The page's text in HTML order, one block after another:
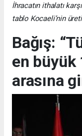
İhracatın ithalatı
tablo Kocaeli’nin
Bağış:
en büyük
arasına